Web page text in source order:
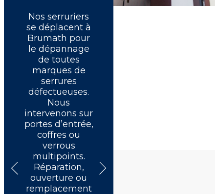
Nos serruriers
se déplacent à
Brumath pour
le dépannage
de toutes
marques de
serrures
défectueuses.
Nous
intervenons sur
portes d’entrée,
coffres ou
verrous
multipoints.
Réparation,
ouverture ou
remplacement